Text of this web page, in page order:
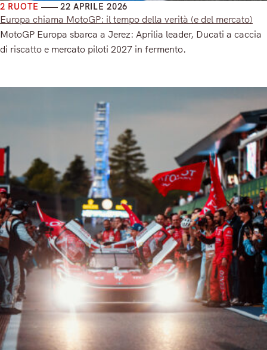
2 RUOTE 22 APRILE 2026
Europa chiama MotoGP: il tempo della verità (e del mercato)
MotoGP Europa sbarca a Jerez: Aprilia leader, Ducati a caccia
di riscatto e mercato piloti 2027 in fermento.